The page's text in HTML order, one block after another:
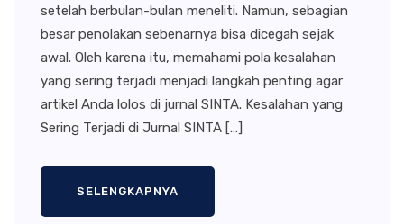
setelah berbulan-bulan meneliti. Namun, sebagian
besar penolakan sebenarnya bisa dicegah sejak
awal. Oleh karena itu, memahami pola kesalahan
yang sering terjadi menjadi langkah penting agar
artikel Anda lolos di jurnal SINTA. Kesalahan yang
Sering Terjadi di Jurnal SINTA […]
SELENGKAPNYA